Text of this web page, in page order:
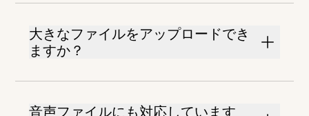
大きなファイルをアップロードでき
ますか？
音声ファイルにも対応しています